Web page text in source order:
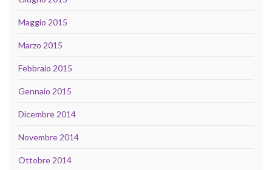
Maggio 2015
Marzo 2015
Febbraio 2015
Gennaio 2015
Dicembre 2014
Novembre 2014
Ottobre 2014